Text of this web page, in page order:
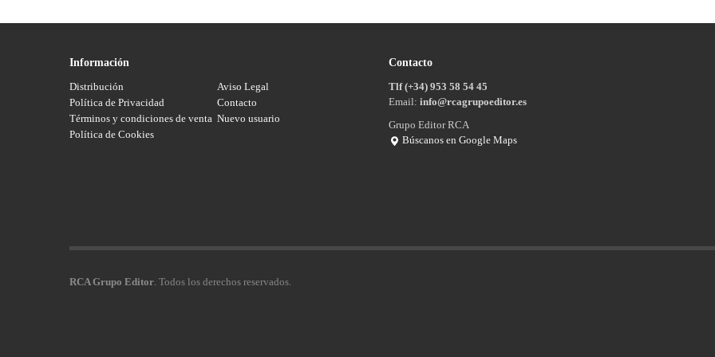
Información
Distribución
Aviso Legal
Política de Privacidad
Contacto
Términos y condiciones de venta Nuevo usuario
Política de Cookies
Contacto
Tlf (+34) 953 58 54 45
Email: info@rcagrupoeditor.es
Grupo Editor RCA
Búscanos en Google Maps
RCA Grupo Editor. Todos los derechos reservados.